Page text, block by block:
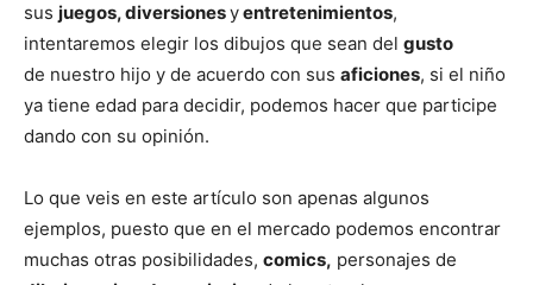
sus juegos, diversionesyentretenimientos,
intentaremos elegir los dibujos que sean del gusto
de nuestro hijo y de acuerdo con sus aficiones, si el niño
ya tiene edad para decidir, podemos hacer que participe
dando con su opinión.
Lo que veis en este artículo son apenas algunos
ejemplos, puesto que en el mercado podemos encontrar
muchas otras posibilidades, comics, personajes de